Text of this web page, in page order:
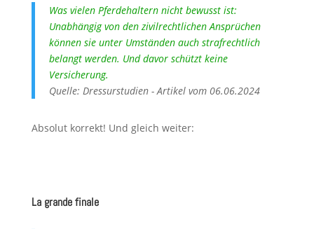
Was vielen Pferdehaltern nicht bewusst ist:
Unabhängig von den zivilrechtlichen Ansprüchen
können sie unter Umständen auch strafrechtlich
belangt werden. Und davor schützt keine
Versicherung.
Quelle: Dressurstudien - Artikel vom 06.06.2024
Absolut korrekt! Und gleich weiter:
La grande finale